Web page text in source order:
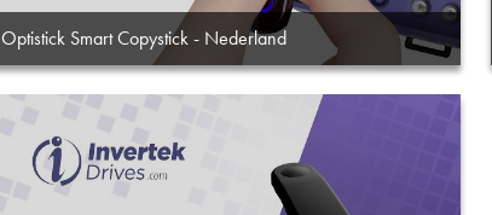
Optistick Smart Copystick - Nederland